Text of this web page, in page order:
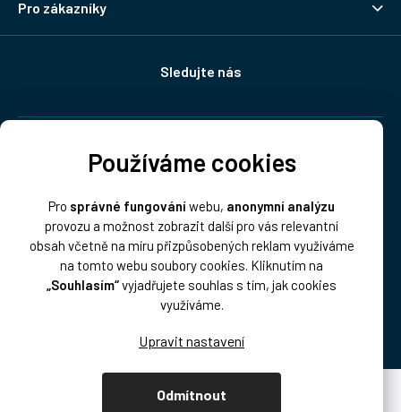
Používáme cookies
Pro správné fungováníwebu, anonymní analýzu
provozu a možnost zobrazit další pro vás relevantní
obsah včetně na míru přizpůsobených reklam využíváme
na tomto webu soubory cookies. Kliknutím na
„Souhlasím“vyjadřujete souhlas s tím, jak cookies
využíváme.
Odmítnout
Pro zákazníky
Sledujte nás
Platba:
Vytvořil Shoptet Premium